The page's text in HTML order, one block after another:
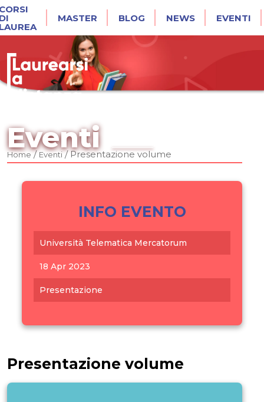
MASTER BLOG NEWS EVENTI
Eventi
Home/Eventi/Presentazione volume
INFO EVENTO
Università Telematica Mercatorum
18 Apr 2023
Presentazione
Presentazione volume